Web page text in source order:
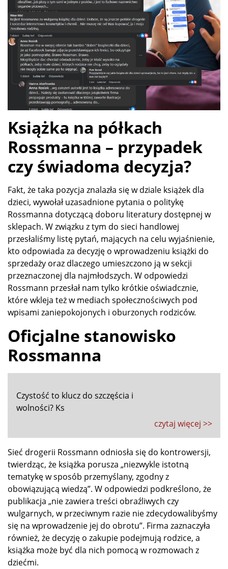
Książka na półkach
Rossmanna – przypadek
czy świadoma decyzja?
Fakt, że taka pozycja znalazła się w dziale książek dla
dzieci, wywołał uzasadnione pytania o politykę
Rossmanna dotyczącą doboru literatury dostępnej w
sklepach. W związku z tym do sieci handlowej
przesłaliśmy listę pytań, mających na celu wyjaśnienie,
kto odpowiada za decyzję o wprowadzeniu książki do
sprzedaży oraz dlaczego umieszczono ją w sekcji
przeznaczonej dla najmłodszych. W odpowiedzi
Rossmann przesłał nam tylko krótkie oświadcznie,
które wkleja też w mediach społecznościwych pod
wpisami zaniepokojonych i oburzonych rodziców.
Oficjalne stanowisko
Rossmanna
Czystość to klucz do szczęścia i
wolności? Ks
czytaj więcej >>
Sieć drogerii Rossmann odniosła się do kontrowersji,
twierdząc, że książka porusza „niezwykle istotną
tematykę w sposób przemyślany, zgodny z
obowiązującą wiedzą”. W odpowiedzi podkreślono, że
publikacja „nie zawiera treści obraźliwych czy
wulgarnych, w przeciwnym razie nie zdecydowalibyśmy
się na wprowadzenie jej do obrotu”. Firma zaznaczyła
również, że decyzję o zakupie podejmują rodzice, a
książka może być dla nich pomocą w rozmowach z
dziećmi.